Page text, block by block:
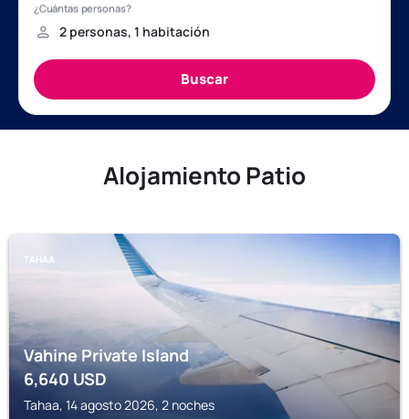
Alojamiento Patio
TAHAA
Vahine Private Island
6,640 USD
Tahaa, 14 agosto 2026, 2 noches